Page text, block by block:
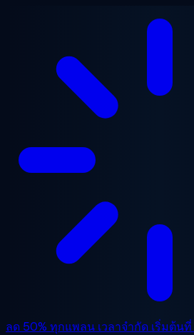
ลด 50% ทุกแพลน เวลาจำกัด เริ่มต้นที่